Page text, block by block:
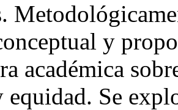
y
académica
Se